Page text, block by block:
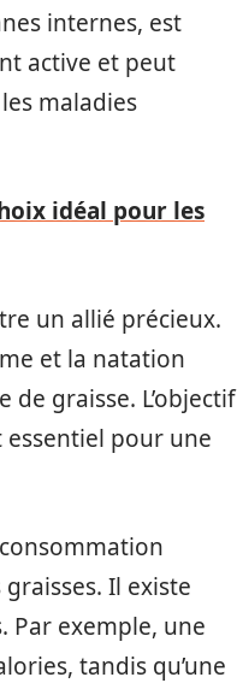
internes, est
active et peut
maladies
idéal pour les
un allié précieux.
et la natation
graisse. L’objectif
essentiel pour une
Il existe
Par exemple, une
tandis qu’une